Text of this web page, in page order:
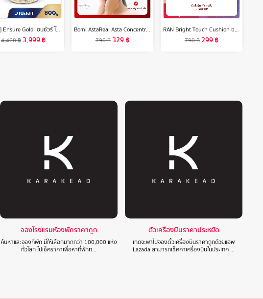
[ส่งฟรี] Ensure Gold เอนชัวร์ โกลด์ กลิ่นวานิลลา 800g 4 กระป๋อง Ensure Gold Vanilla 800g x4
4,468฿ 3,999฿
Bomi AstaReal Asta Concentrate 6 (30 Capsules) แอสตาแซนธิน ผิวกระชับ เนียนนุ่ม ชุ่มชื้น ดูแลความหมองคล้ำ เสริมความแข็งแรงให้ผิว
790฿ 329฿
RAN Bright Touch Cushion by Pom Vinij รัน ไบร์ท ทัช คุชชั่น บาย ป้อม วินิจ
790฿299฿
จองโรงแรมห้องพักราคาถูก
ค้นหาและจองที่พัก มีให้เลือกมากกว่า 100,000 แห่ง
ทั่วโลก ไปเช็คราคาเพื่อหาที่พักท…
ตั๋วเครื่องบินราคาประหยัด
เกดจะพาไปจองตั๋วเครื่องบินราคาถูกด้วยแอพ
Lazada สามารถเช็คค่าเครื่องบินในประเทศ …